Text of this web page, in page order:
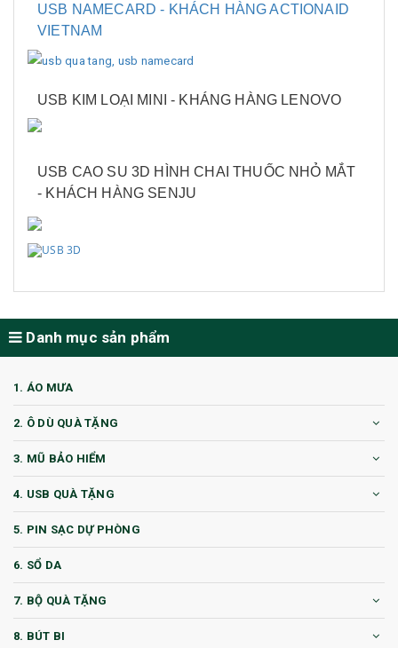
USB NAMECARD - KHÁCH HÀNG ACTIONAID
VIETNAM
USB KIM LOẠI MINI - KHÁNG HÀNG LENOVO
USB CAO SU 3D HÌNH CHAI THUỐC NHỎ MẮT
- KHÁCH HÀNG SENJU
Danh mục sản phẩm
1. ÁO MƯA
2. Ô DÙ QUÀ TẶNG
3. MŨ BẢO HIỂM
4. USB QUÀ TẶNG
5. PIN SẠC DỰ PHÒNG
6. SỔ DA
7. BỘ QUÀ TẶNG
8. BÚT BI